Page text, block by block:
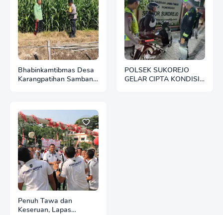
Bhabinkamtibmas Desa
Karangpatihan Sambangi
POLSEK SUKOREJO
GELAR CIPTA KONDISI
Penuh Tawa dan
Keseruan, Lapas